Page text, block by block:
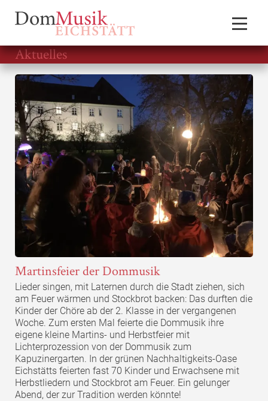
Aktuelles
Martinsfeier der Dommusik
Lieder singen, mit Laternen durch die Stadt ziehen, sich
am Feuer wärmen und Stockbrot backen: Das durften die
Kinder der Chöre ab der 2. Klasse in der vergangenen
Woche. Zum ersten Mal feierte die Dommusik ihre
eigene kleine Martins- und Herbstfeier mit
Lichterprozession von der Dommusik zum
Kapuzinergarten. In der grünen Nachhaltigkeits-Oase
Eichstätts feierten fast 70 Kinder und Erwachsene mit
Herbstliedern und Stockbrot am Feuer. Ein gelunger
Abend, der zur Tradition werden könnte!